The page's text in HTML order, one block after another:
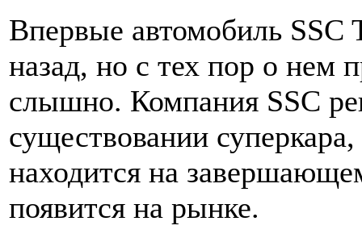
Впервые автомобиль SSC
назад, но с тех пор о нем
слышно. Компания SSC
существовании
находится на
появится на рынке.